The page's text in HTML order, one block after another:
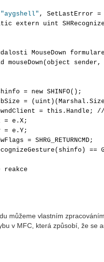
"aygshell"
extern uint
mouseDown(object sender,
= new SHINFO();
=
= this.Handle;
= e.X;
= e.Y;
= SHRG_RETURNCMD;
==
reakce
můžeme vlastním
v MFC, která způsobí, že se